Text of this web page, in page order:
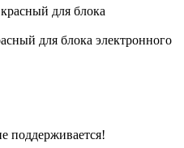
для блока электронного
поддерживается!